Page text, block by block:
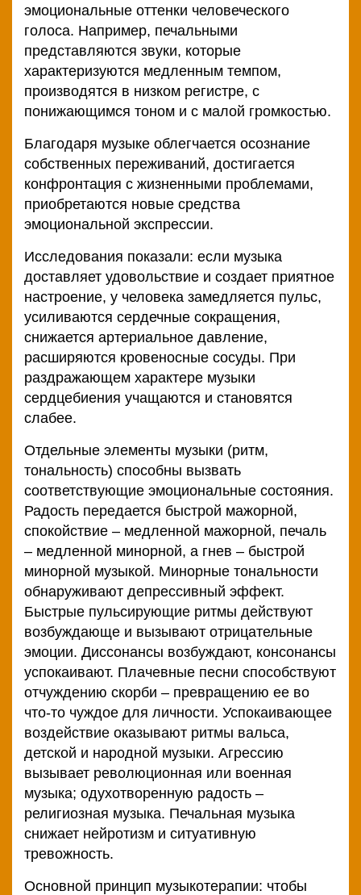
эмоциональные оттенки человеческого
голоса. Например, печальными
представляются звуки, которые
характеризуются медленным темпом,
производятся в низком регистре, с
понижающимся тоном и с малой громкостью.
Благодаря музыке облегчается осознание
собственных переживаний, достигается
конфронтация с жизненными проблемами,
приобретаются новые средства
эмоциональной экспрессии.
Исследования показали: если музыка
доставляет удовольствие и создает приятное
настроение, у человека замедляется пульс,
усиливаются сердечные сокращения,
снижается артериальное давление,
расширяются кровеносные сосуды. При
раздражающем характере музыки
сердцебиения учащаются и становятся
слабее.
Отдельные элементы музыки (ритм,
тональность) способны вызвать
соответствующие эмоциональные состояния.
Радость передается быстрой мажорной,
спокойствие – медленной мажорной, печаль
– медленной минорной, а гнев – быстрой
минорной музыкой. Минорные тональности
обнаруживают депрессивный эффект.
Быстрые пульсирующие ритмы действуют
возбуждающе и вызывают отрицательные
эмоции. Диссонансы возбуждают, консонансы
успокаивают. Плачевные песни способствуют
отчуждению скорби – превращению ее во
что-то чуждое для личности. Успокаивающее
воздействие оказывают ритмы вальса,
детской и народной музыки. Агрессию
вызывает революционная или военная
музыка; одухотворенную радость –
религиозная музыка. Печальная музыка
снижает нейротизм и ситуативную
тревожность.
Основной принцип музыкотерапии: чтобы